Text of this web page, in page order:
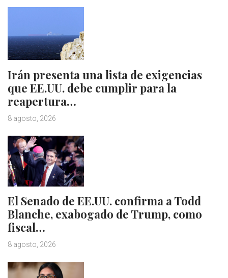
Irán presenta una lista de exigencias
que EE.UU. debe cumplir para la
reapertura…
8 agosto, 2026
El Senado de EE.UU. confirma a Todd
Blanche, exabogado de Trump, como
fiscal…
8 agosto, 2026